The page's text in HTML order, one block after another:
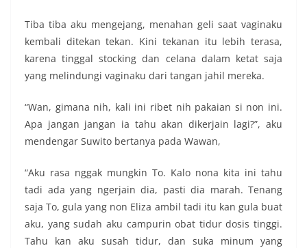
Tiba tiba aku mengejang, menahan geli saat vaginaku
kembali ditekan tekan. Kini tekanan itu lebih terasa,
karena tinggal stocking dan celana dalam ketat saja
yang melindungi vaginaku dari tangan jahil mereka.
“Wan, gimana nih, kali ini ribet nih pakaian si non ini.
Apa jangan jangan ia tahu akan dikerjain lagi?”, aku
mendengar Suwito bertanya pada Wawan,
“Aku rasa nggak mungkin To. Kalo nona kita ini tahu
tadi ada yang ngerjain dia, pasti dia marah. Tenang
saja To, gula yang non Eliza ambil tadi itu kan gula buat
aku, yang sudah aku campurin obat tidur dosis tinggi.
Tahu kan aku susah tidur, dan suka minum yang